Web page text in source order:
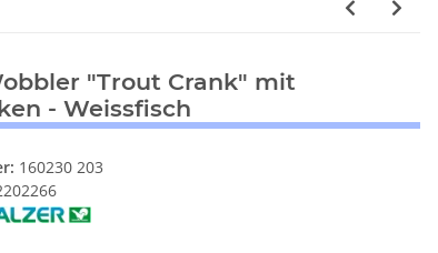
"Trout Crank" mit
- Weissfisch
160230 203